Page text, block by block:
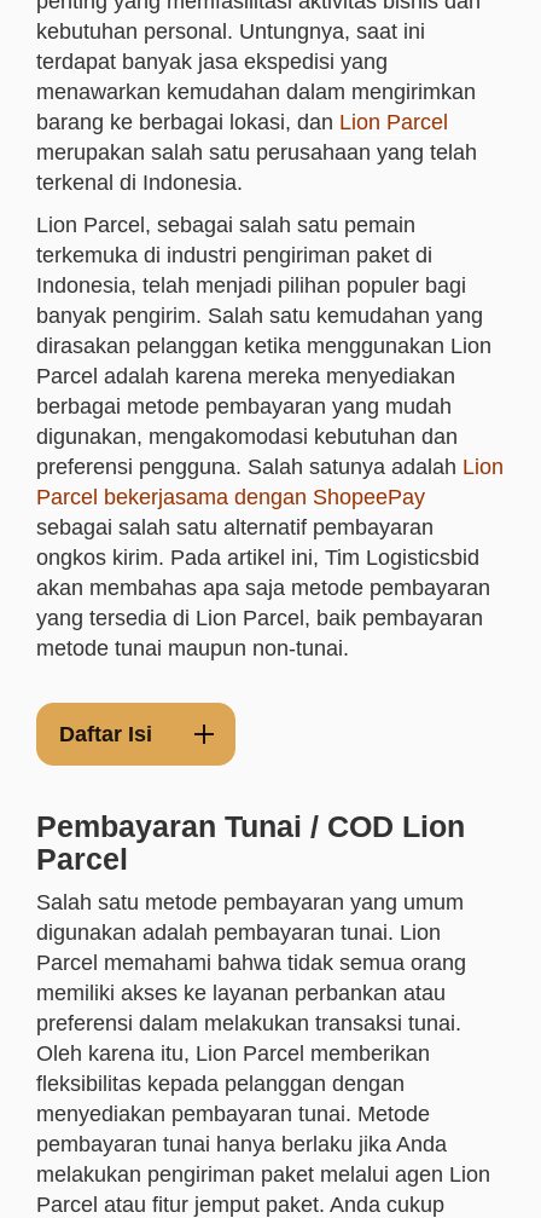
kebutuhan personal. Untungnya, saat ini
terdapat banyak jasa ekspedisi yang
menawarkan kemudahan dalam mengirimkan
barang ke berbagai lokasi, dan Lion Parcel
merupakan salah satu perusahaan yang telah
terkenal di Indonesia.
Lion Parcel, sebagai salah satu pemain
terkemuka di industri pengiriman paket di
Indonesia, telah menjadi pilihan populer bagi
banyak pengirim. Salah satu kemudahan yang
dirasakan pelanggan ketika menggunakan Lion
Parcel adalah karena mereka menyediakan
berbagai metode pembayaran yang mudah
digunakan, mengakomodasi kebutuhan dan
preferensi pengguna. Salah satunya adalah Lion
Parcel bekerjasama dengan ShopeePay
sebagai salah satu alternatif pembayaran
ongkos kirim. Pada artikel ini, Tim Logisticsbid
akan membahas apa saja metode pembayaran
yang tersedia di Lion Parcel, baik pembayaran
metode tunai maupun non-tunai.
Daftar Isi
Pembayaran Tunai / COD Lion
Parcel
Salah satu metode pembayaran yang umum
digunakan adalah pembayaran tunai. Lion
Parcel memahami bahwa tidak semua orang
memiliki akses ke layanan perbankan atau
preferensi dalam melakukan transaksi tunai.
Oleh karena itu, Lion Parcel memberikan
fleksibilitas kepada pelanggan dengan
menyediakan pembayaran tunai. Metode
pembayaran tunai hanya berlaku jika Anda
melakukan pengiriman paket melalui agen Lion
Parcel atau fitur jemput paket. Anda cukup